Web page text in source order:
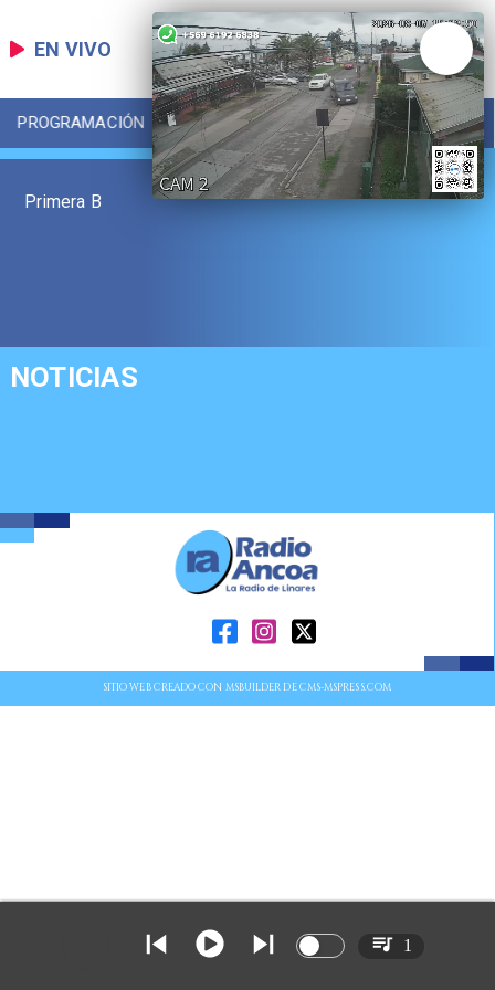
EN VIVO
PROGRAMACIÓN LOCAL DEPORTES
Primera B
NOTICIAS
SITIO WEB CREADO CON MSBUILDER DE CMS-MSPRESS.COM
1